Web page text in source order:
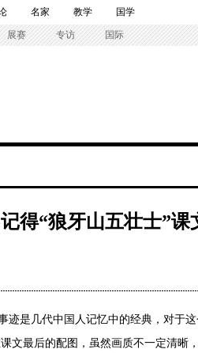
名家 教学 国学
展赛 专访 国际
得“狼牙山五壮士”课
是几代中国人记忆中的经典，对于
文最后的配图，虽然画质不一定清晰